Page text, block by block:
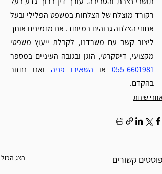
מקצועי, דיסקרטי, הוגן ובגובה העיניים במספר
055-6601981 או השאירו פניה
בהקדם.
אזורי שירות
פוסטים קשורים הצג הכול